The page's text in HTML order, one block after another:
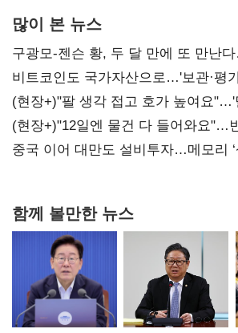
많이 본 뉴스
구광모-젠슨 황, 두 달 만에 또 만난
비트코인도 국가자산으로…'보관·평
숙제
(현장+)"팔 생각 접고 호가 높여요"…'
20억 키맞추기
(현장+)"12일엔 물건 다 들어와요"…
연 홈플러스
중국 이어 대만도 설비투자…메모리 ‘
함께 볼만한 뉴스